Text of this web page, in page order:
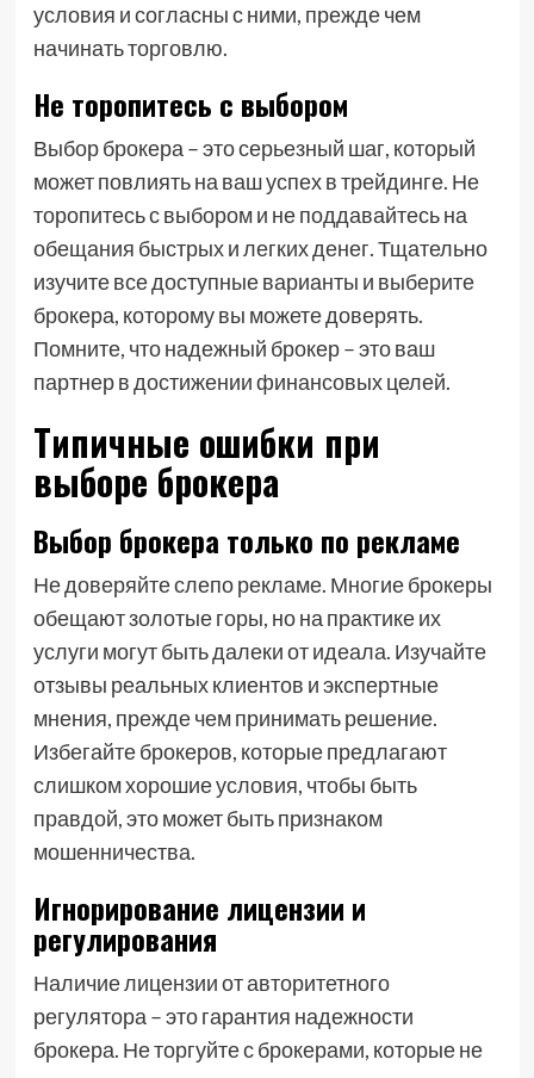
условия и согласны с ними, прежде чем
начинать торговлю.
Не торопитесь с выбором
Выбор брокера – это серьезный шаг, который
может повлиять на ваш успех в трейдинге. Не
торопитесь с выбором и не поддавайтесь на
обещания быстрых и легких денег. Тщательно
изучите все доступные варианты и выберите
брокера, которому вы можете доверять.
Помните, что надежный брокер – это ваш
партнер в достижении финансовых целей.
Типичные ошибки при
выборе брокера
Выбор брокера только по рекламе
Не доверяйте слепо рекламе. Многие брокеры
обещают золотые горы, но на практике их
услуги могут быть далеки от идеала. Изучайте
отзывы реальных клиентов и экспертные
мнения, прежде чем принимать решение.
Избегайте брокеров, которые предлагают
слишком хорошие условия, чтобы быть
правдой, это может быть признаком
мошенничества.
Игнорирование лицензии и
регулирования
Наличие лицензии от авторитетного
регулятора – это гарантия надежности
брокера. Не торгуйте с брокерами, которые не